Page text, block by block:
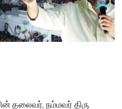
தலைவர், நம்மவர் திரு.